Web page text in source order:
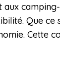
Que
Cette